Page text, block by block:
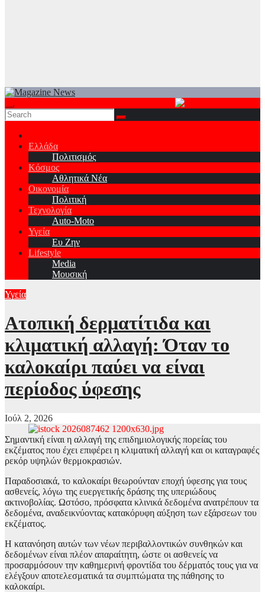
Ελλάδα
Πολιτισμός
Κόσμος
Αθλητικά Νέα
Οικονομία
Πολιτική
Τεχνολογία
Auto-Moto
Υγεία
Ευ Ζην
Lifestyle
Media
Μουσική
Υγεία
Ατοπική δερματίτιδα και
κλιματική αλλαγή: Όταν το
καλοκαίρι παύει να είναι
περίοδος ύφεσης
Ιούλ 2, 2026
Σημαντική είναι η αλλαγή της επιδημιολογικής πορείας του
εκζέματος που έχει επιφέρει η κλιματική αλλαγή και οι καταγραφές
ρεκόρ υψηλών θερμοκρασιών.
Παραδοσιακά, το καλοκαίρι θεωρούνταν εποχή ύφεσης για τους
ασθενείς, λόγω της ευεργετικής δράσης της υπεριώδους
ακτινοβολίας. Ωστόσο, πρόσφατα κλινικά δεδομένα ανατρέπουν τα
δεδομένα, αναδεικνύοντας κατακόρυφη αύξηση των εξάρσεων του
εκζέματος.
Η κατανόηση αυτών των νέων περιβαλλοντικών συνθηκών και
δεδομένων είναι πλέον απαραίτητη, ώστε οι ασθενείς να
προσαρμόσουν την καθημερινή φροντίδα του δέρματός τους για να
ελέγξουν αποτελεσματικά τα συμπτώματα της πάθησης το
καλοκαίρι.